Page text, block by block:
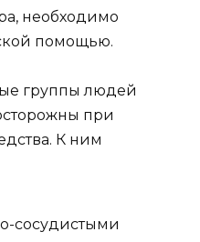
необходимо
помощью.
группы людей
при
К ним
сосудистыми